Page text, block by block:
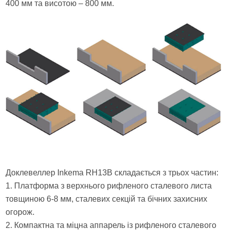
400 мм та висотою – 800 мм.
Доклевеллер Inkema RH13B складається з трьох частин:
1. Платформа з верхнього рифленого сталевого листа
товщиною 6-8 мм, сталевих секцій та бічних захисних
огорож.
2. Компактна та міцна аппарель із рифленого сталевого